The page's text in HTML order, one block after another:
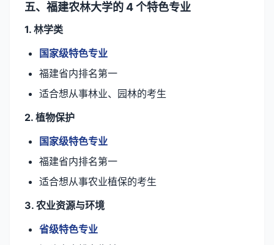
五、福建农林大学的 4 个特色专业
1. 林学类
国家级特色专业
福建省内排名第一
适合想从事林业、园林的考生
2. 植物保护
国家级特色专业
福建省内排名第一
适合想从事农业植保的考生
3. 农业资源与环境
省级特色专业